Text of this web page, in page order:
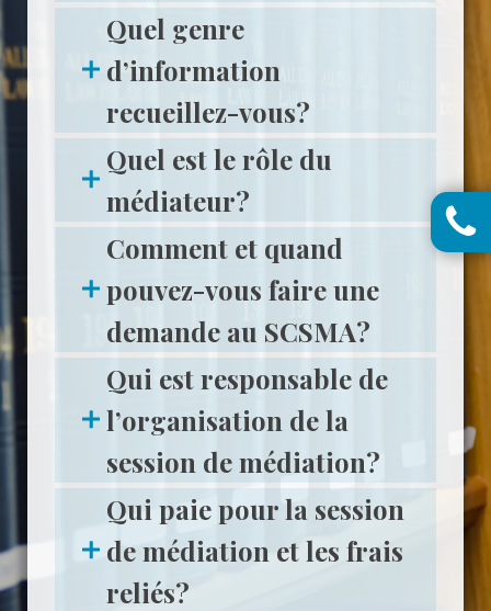
on:
Quel genre
d’information
recueillez-vous?
Quel est le rôle du
médiateur?
Comment et quand
pouvez-vous faire une
demande au SCSMA?
Qui est responsable de
l’organisation de la
session de médiation?
Qui paie pour la session
de médiation et les frais
reliés?